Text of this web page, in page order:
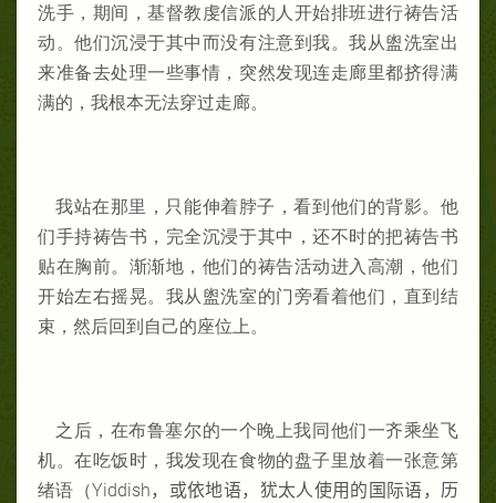
洗手，期间，基督教虔信派的人开始排班进行祷告活
动。他们沉浸于其中而没有注意到我。我从盥洗室出
来准备去处理一些事情，突然发现连走廊里都挤得满
满的，我根本无法穿过走廊。
我站在那里，只能伸着脖子，看到他们的背影。他
们手持祷告书，完全沉浸于其中，还不时的把祷告书
贴在胸前。渐渐地，他们的祷告活动进入高潮，他们
开始左右摇晃。我从盥洗室的门旁看着他们，直到结
束，然后回到自己的座位上。
之后，在布鲁塞尔的一个晚上我同他们一齐乘坐飞
机。在吃饭时，我发现在食物的盘子里放着一张意第
绪语（Yiddish，或依地语，犹太人使用的国际语，历